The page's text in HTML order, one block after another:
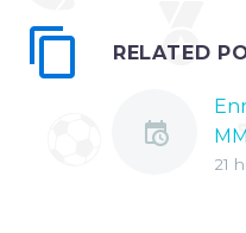
RELATED
21